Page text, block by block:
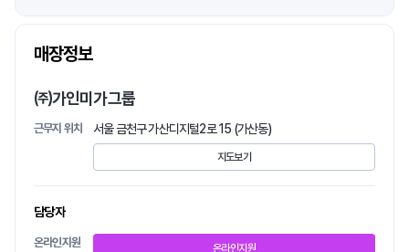
매장정보
㈜가인미가그룹
근무지 위치 서울 금천구 가산디지털2로 15 (가산동)
지도보기
담당자
온라인지원 온라인지원